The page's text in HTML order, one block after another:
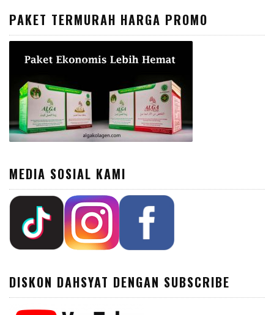
PAKET TERMURAH HARGA PROMO
MEDIA SOSIAL KAMI
DISKON DAHSYAT DENGAN SUBSCRIBE